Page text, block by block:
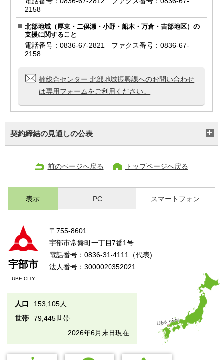
2158
北部地域（厚東・二俣瀬・小野・船木・万倉・吉部地区）の
支援に関すること
電話番号：0836-67-2821 ファクス番号：0836-67-
2158
楠総合センター 北部地域振興課へのお問い合わせ
は専用フォームをご利用ください。
契約締結の見通しの公表
前のページへ戻る トップページへ戻る
表示 PC スマートフォン
宇部市
UBE CITY
〒755-8601
宇部市常盤町一丁目7番1号
電話番号：0836-31-4111（代表)
法人番号：3000020352021
人口
153,105人
世帯
79,445世帯
2026年6月末日現在